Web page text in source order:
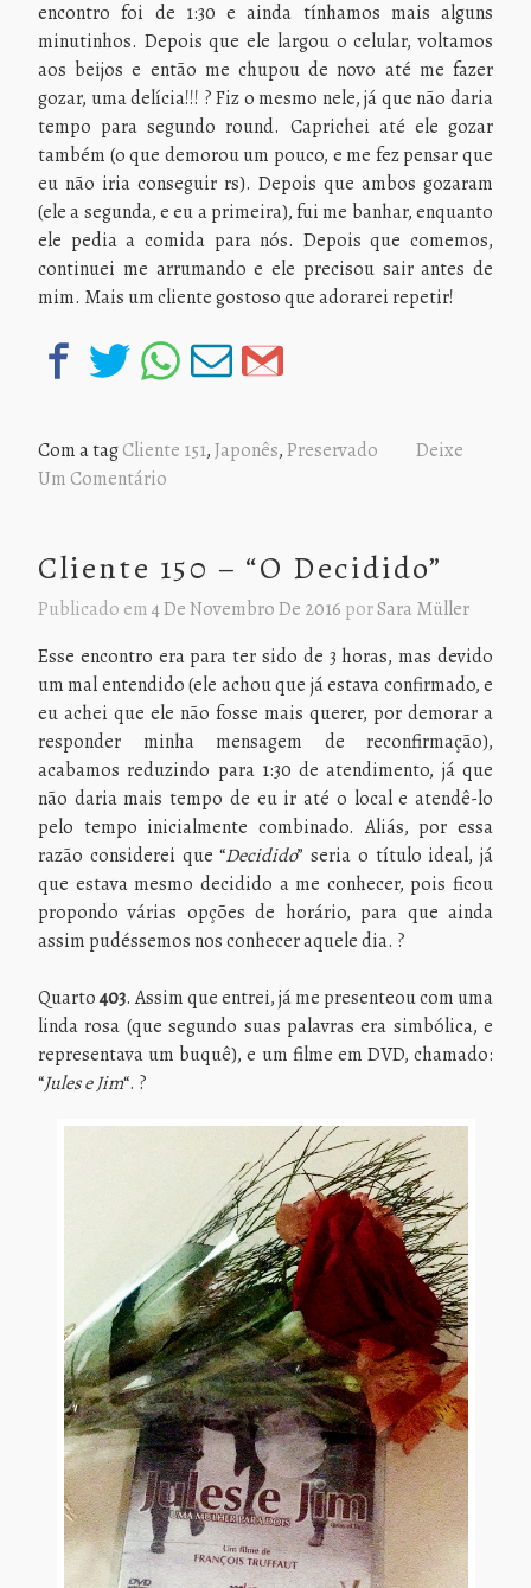
encontro foi de 1:30 e ainda tínhamos mais alguns
minutinhos. Depois que ele largou o celular, voltamos
aos beijos e então me chupou de novo até me fazer
gozar, uma delícia!!! ? Fiz o mesmo nele, já que não daria
tempo para segundo round. Caprichei até ele gozar
também (o que demorou um pouco, e me fez pensar que
eu não iria conseguir rs). Depois que ambos gozaram
(ele a segunda, e eu a primeira), fui me banhar, enquanto
ele pedia a comida para nós. Depois que comemos,
continuei me arrumando e ele precisou sair antes de
mim. Mais um cliente gostoso que adorarei repetir!
Com a tagCliente 151,Japonês,Preservado
Deixe
Um Comentário
Cliente 150 – “O Decidido”
Publicado em4 De Novembro De 2016 porSara Müller
Esse encontro era para ter sido de 3 horas, mas devido
um mal entendido (ele achou que já estava confirmado, e
eu achei que ele não fosse mais querer, por demorar a
responder minha mensagem de reconfirmação),
acabamos reduzindo para 1:30 de atendimento, já que
não daria mais tempo de eu ir até o local e atendê-lo
pelo tempo inicialmente combinado. Aliás, por essa
razão considerei que “Decidido” seria o título ideal, já
que estava mesmo decidido a me conhecer, pois ficou
propondo várias opções de horário, para que ainda
assim pudéssemos nos conhecer aquele dia. ?
Quarto403. Assim que entrei, já me presenteou com uma
linda rosa (que segundo suas palavras era simbólica, e
representava um buquê), e um filme em DVD, chamado:
“Jules e Jim“. ?